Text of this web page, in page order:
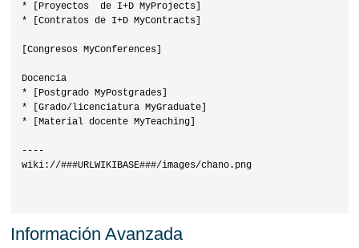
* [Proyectos  de I+D MyProjects]
* [Contratos de I+D MyContracts]
[Congresos MyConferences]
Docencia
* [Postgrado MyPostgrades]
* [Grado/licenciatura MyGraduate]
* [Material docente MyTeaching]
----
wiki://###URLWIKIBASE###/images/chano.png
Información Avanzada